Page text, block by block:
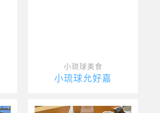
小琉球美食
小琉球允好嘉